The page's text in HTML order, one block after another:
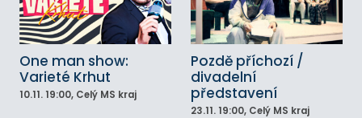
One man show:
Varieté Krhut
10.11. 19:00, Celý MS kraj
Pozdě příchozí /
divadelní
představení
23.11. 19:00, Celý MS kraj